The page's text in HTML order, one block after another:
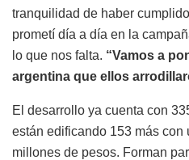
tranquilidad de haber
prometí día a día en la
lo que nos falta. “Vamos a
argentina que ellos
El desarrollo ya cuenta con
están edificando 153 más con
millones de pesos. Forman